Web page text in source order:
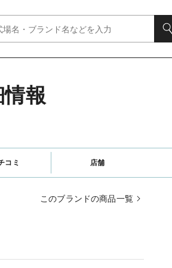
報
コミ 店舗
このブランドの商品一覧